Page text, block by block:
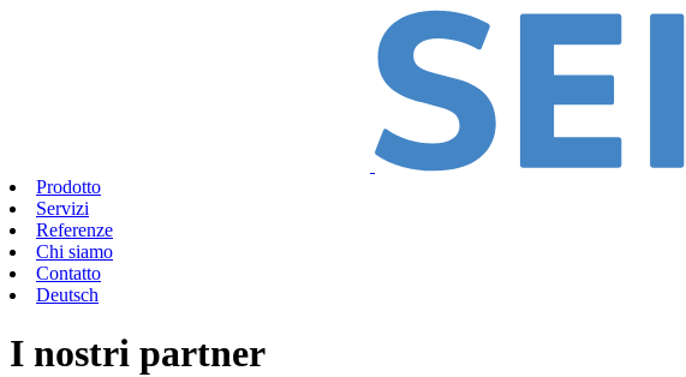
Prodotto
Servizi
Referenze
Chi siamo
Contatto
Deutsch
I nostri partner